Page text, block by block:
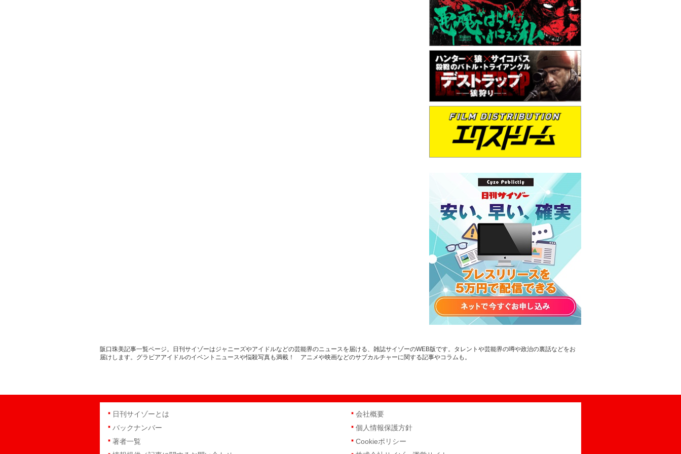
阪口珠美記事一覧ページ。日刊サイゾーはジャニーズやアイドルなどの芸能界のニュースを届ける、雑誌サイゾーのWEB版です。タレントや芸能界の噂や政治の裏話などをお
届けします。グラビアアイドルのイベントニュースや悩殺写真も満載！ アニメや映画などのサブカルチャーに関する記事やコラムも。
日刊サイゾーとは
バックナンバー
著者一覧
会社概要
個人情報保護方針
Cookieポリシー